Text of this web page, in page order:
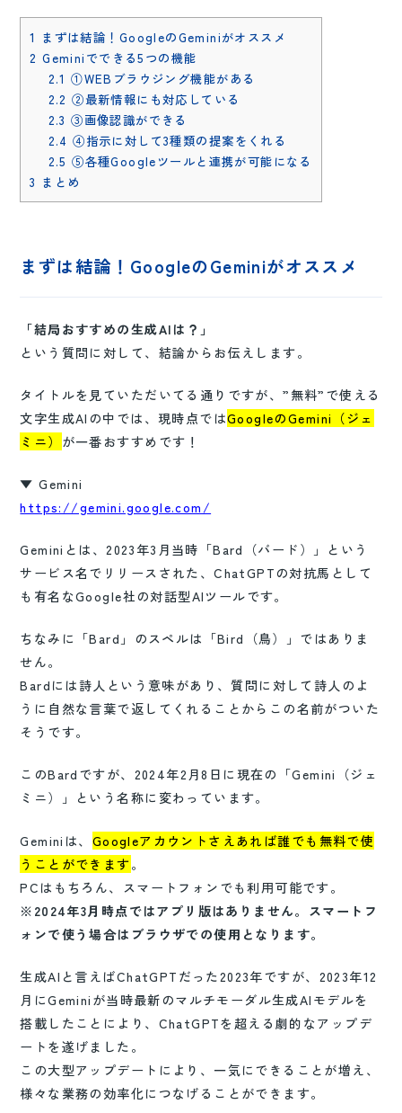
1 まずは結論！GoogleのGeminiがオススメ
2 Geminiでできる5つの機能
2.1 ①WEBブラウジング機能がある
2.2 ②最新情報にも対応している
2.3 ③画像認識ができる
2.4 ④指示に対して3種類の提案をくれる
2.5 ⑤各種Googleツールと連携が可能になる
3 まとめ
まずは結論！GoogleのGeminiがオススメ
「結局おすすめの生成AIは？」
という質問に対して、結論からお伝えします。
タイトルを見ていただいてる通りですが、”無料”で使える
文字生成AIの中では、現時点ではGoogleのGemini（ジェ
ミニ） が一番おすすめです！
▼ Gemini
https://gemini.google.com/
Geminiとは、2023年3月当時「Bard（バード）」という
サービス名でリリースされた、ChatGPTの対抗馬として
も有名なGoogle社の対話型AIツールです。
ちなみに「Bard」のスペルは「Bird（鳥）」ではありま
せん。
Bardには詩人という意味があり、質問に対して詩人のよ
うに自然な言葉で返してくれることからこの名前がついた
そうです。
このBardですが、2024年2月8日に現在の「Gemini（ジェ
ミニ）」という名称に変わっています。
Geminiは、 Googleアカウントさえあれば誰でも無料で使
うことができます。
PCはもちろん、スマートフォンでも利用可能です。
※2024年3月時点ではアプリ版はありません。スマートフ
ォンで使う場合はブラウザでの使用となります。
生成AIと言えばChatGPTだった2023年ですが、2023年12
月にGeminiが当時最新のマルチモーダル生成AIモデルを
搭載したことにより、ChatGPTを超える劇的なアップデ
ートを遂げました。
この大型アップデートにより、一気にできることが増え、
様々な業務の効率化につなげることができます。